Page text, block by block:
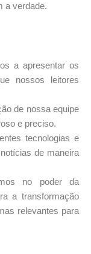
a verdade.
a apresentar os
nossos leitores
de nossa equipe
e preciso.
tecnologias e
de maneira
no poder da
a transformação
relevantes para